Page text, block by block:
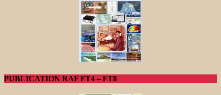
PUBLICATION RAF FT4 – FT8